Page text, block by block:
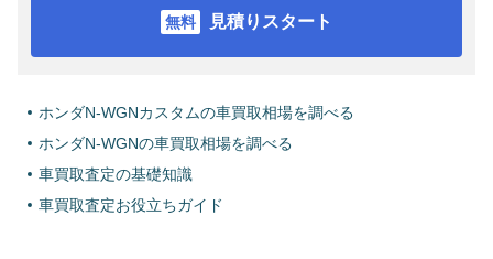
見積りスタート
ホンダN-WGNカスタムの車買取相場を調べる
ホンダN-WGNの車買取相場を調べる
車買取査定の基礎知識
車買取査定お役立ちガイド